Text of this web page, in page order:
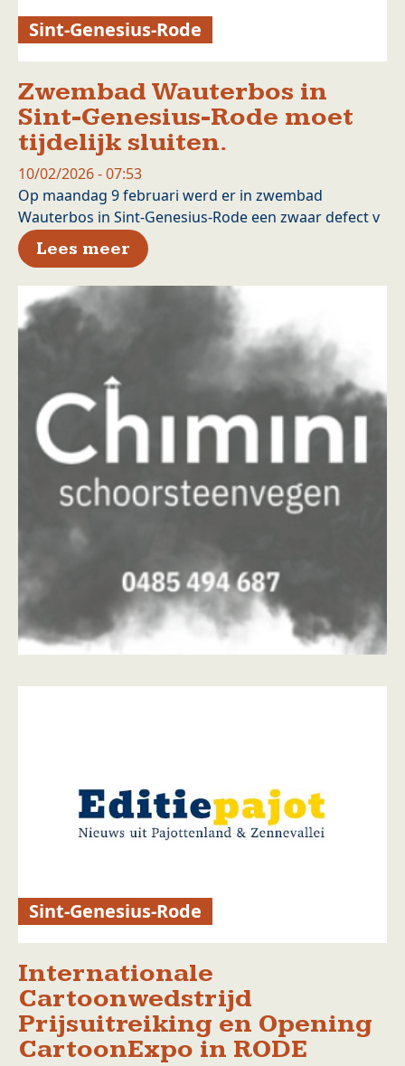
Sint-Genesius-Rode
Zwembad Wauterbos in
Sint-Genesius-Rode moet
tijdelijk sluiten.
10/02/2026 - 07:53
Op maandag 9 februari werd er in zwembad
Wauterbos in Sint-Genesius-Rode een zwaar defect v
Lees meer over Zwembad Wauterbos
Sint-Genesius-Rode
Internationale
Cartoonwedstrijd
Prijsuitreiking en Opening
CartoonExpo in RODE